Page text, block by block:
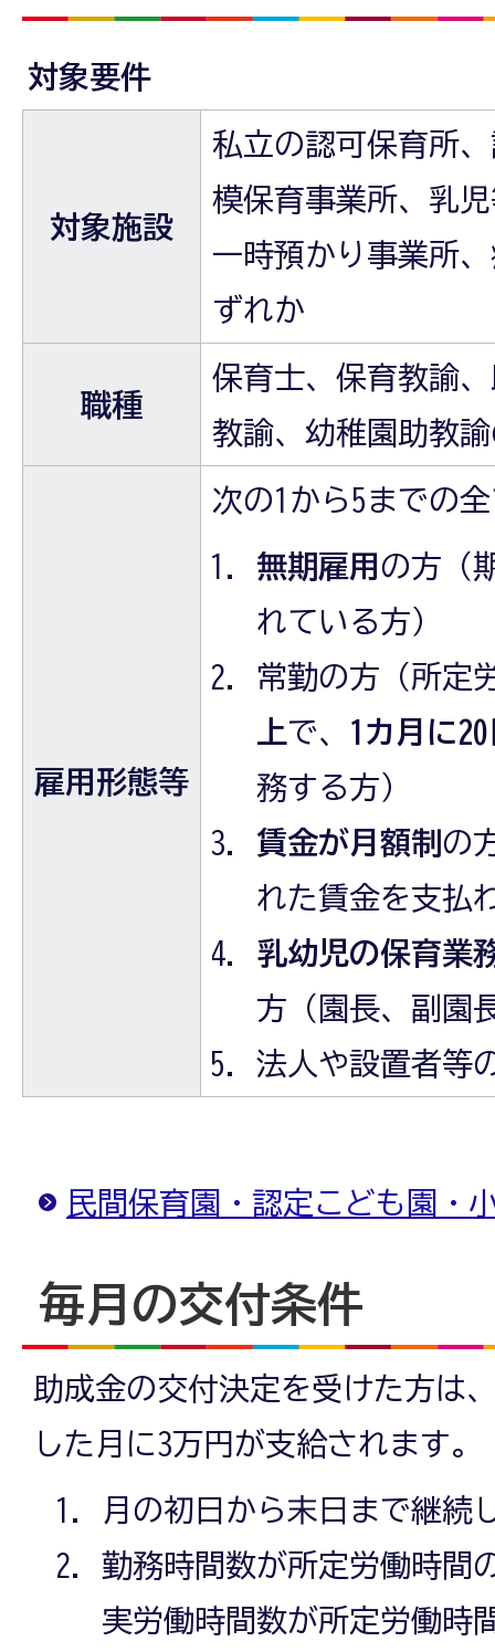
対象要件
対象施設
私立の認可保育所
模保育事業所、乳
一時預かり事業所
ずれか
職種
保育士、保育教諭
教諭、幼稚園助教
雇用形態等
次の1から5までの
無期雇用 の方（
れている方）
常勤の方（所定
上で、 1カ月に
務する方）
賃金が月額制 の
れた賃金を支払
乳幼児の保育業
方（園長、副園
法人や設置者等
民間保育園・認定こども園・
毎月の交付条件
助成金の交付決定を受けた方は
した月に3万円が支給されます。
月の初日から末日まで継続
勤務時間数が所定労働時間
実労働時間数が所定労働時